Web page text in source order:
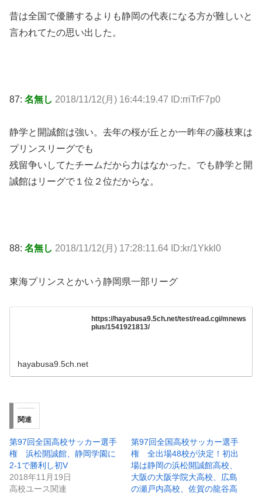
昔は全国で優勝するよりも静岡の代表になる方が難しいと
言われてたの思い出した。
87: 名無し 2018/11/12(月) 16:44:19.47 ID:rriTrF7p0
静学と開誠館は強い。去年の桜が丘とか一昨年の藤枝東は
プリンスリーグでも
残留争いしてたチームだから力はなかった。でも静学と開
誠館はリーグで１位２位だからな。
88: 名無し 2018/11/12(月) 17:28:11.64 ID:kr/1Ykkl0
東海プリンスとかいう静岡県一部リーグ
https://hayabusa9.5ch.net/test/read.cgi/mnews
plus/1541921813/
hayabusa9.5ch.net
関連
第97回全国高校サッカー選手
権 浜松開誠館、静岡学園に
2-1で勝利し初V
2018年11月19日
高校ユース関連
第97回全国高校サッカー選手
権 全出場48校が決定！初出
場は静岡の浜松開誠館高校、
大阪の大阪学院大高校、広島
の瀬戸内高校、佐賀の龍谷高